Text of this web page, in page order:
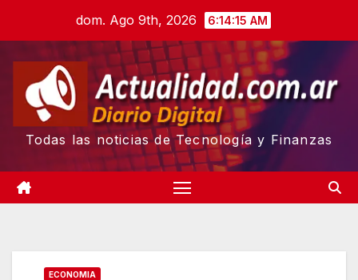
content
dom. Ago 9th, 2026 6:14:16 AM
Todas las noticias de Tecnología y Finanzas
ECONOMIA